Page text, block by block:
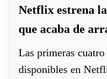
Netflix estrena
que acaba de
Las primeras
disponibles en